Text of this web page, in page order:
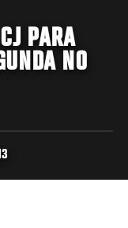
PARA
NO